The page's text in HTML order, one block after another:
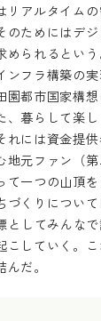
リアルタイム
のためにはデ
られるという
ンフラ構築の
園都市国家構
、暮らして楽
れには資金提
地元ファン（
て一つの山頂
づくりについ
としてみんな
こしていく。
だ。